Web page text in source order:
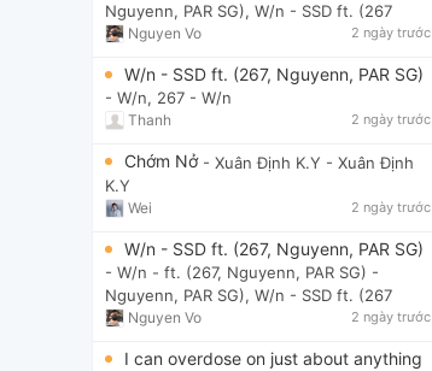
Nguyenn, PAR SG), W/n - SSD ft. (267
Nguyen Vo 2 ngày trước
W/n - SSD ft. (267, Nguyenn, PAR SG)
- W/n, 267 - W/n
Thanh 2 ngày trước
Chớm Nở - Xuân Định K.Y - Xuân Định
K.Y
Wei 2 ngày trước
W/n - SSD ft. (267, Nguyenn, PAR SG)
- W/n - ft. (267, Nguyenn, PAR SG) -
Nguyenn, PAR SG), W/n - SSD ft. (267
Nguyen Vo 2 ngày trước
I can overdose on just about anything